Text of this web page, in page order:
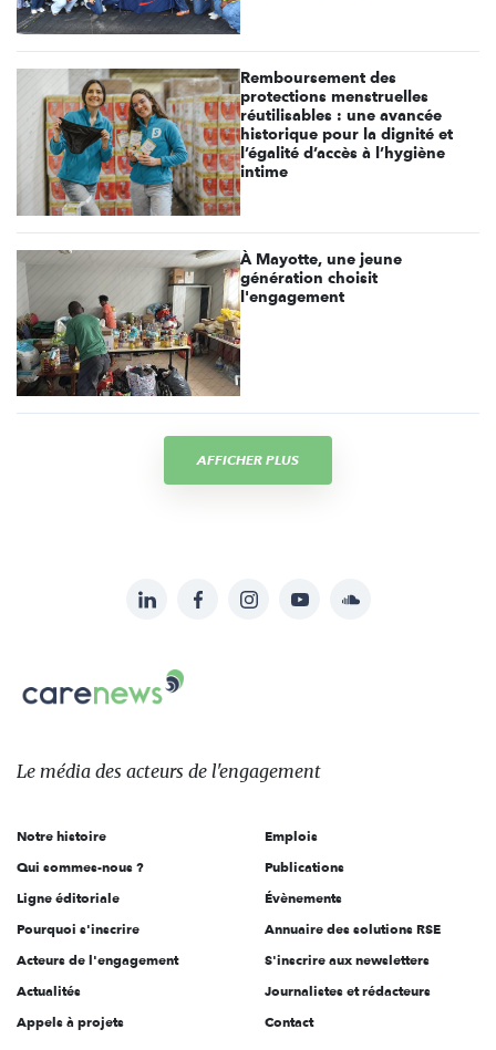
Remboursement des
protections menstruelles
réutilisables : une avancée
historique pour la dignité et
l’égalité d’accès à l’hygiène
intime
À Mayotte, une jeune
génération choisit
l'engagement
AFFICHER PLUS
sur:
LinkedInFacebookInstagramYouTubeSoundcloud
Carenews,
Le
des
l'engagement
Le média des acteurs de l'engagement
Notre histoire
Qui sommes-nous ?
Ligne éditoriale
Pourquoi s'inscrire
Acteurs de l'engagement
Actualités
Appels à projets
Emplois
Publications
Évènements
Annuaire des solutions RSE
S'inscrire aux newsletters
Journalistes et rédacteurs
Contact